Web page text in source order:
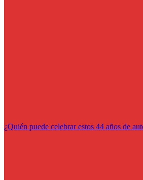
¿Quién puede celebrar estos 44 años de